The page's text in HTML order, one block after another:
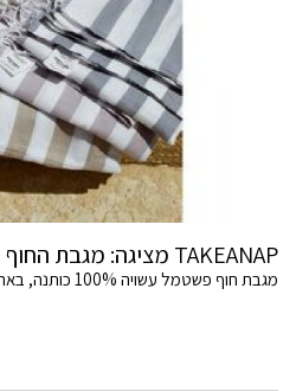
TAKEANAP מציגה: מגבת החוף שלא סוחבת חול
מגבת חוף פשטמל עשויה 100% כותנה, באריגה דקה, רכה ואוורירית.